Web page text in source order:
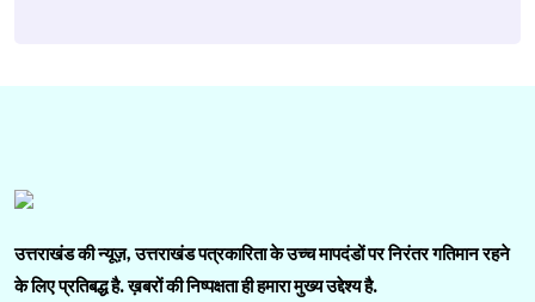
उत्तराखंड की न्यूज़, उत्तराखंड पत्रकारिता के उच्च मापदंडों पर निरंतर गतिमान रहने
के लिए प्रतिबद्ध है. ख़बरों की निष्पक्षता ही हमारा मुख्य उद्देश्य है.